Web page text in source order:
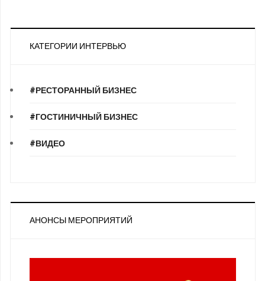
КАТЕГОРИИ ИНТЕРВЬЮ
#РЕСТОРАННЫЙ БИЗНЕС
#ГОСТИНИЧНЫЙ БИЗНЕС
#ВИДЕО
АНОНСЫ МЕРОПРИЯТИЙ